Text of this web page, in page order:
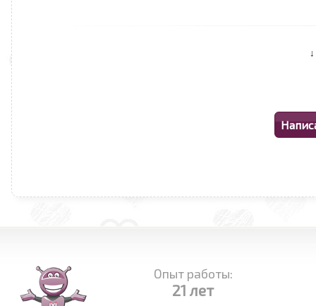
↓
Опыт работы:
21 лет